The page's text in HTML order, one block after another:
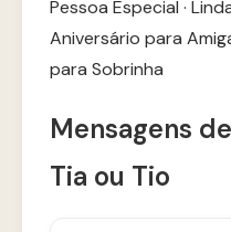
Pessoa Especial ·
Aniversário para
para Sobrinha
Mensagens
Tia ou Tio